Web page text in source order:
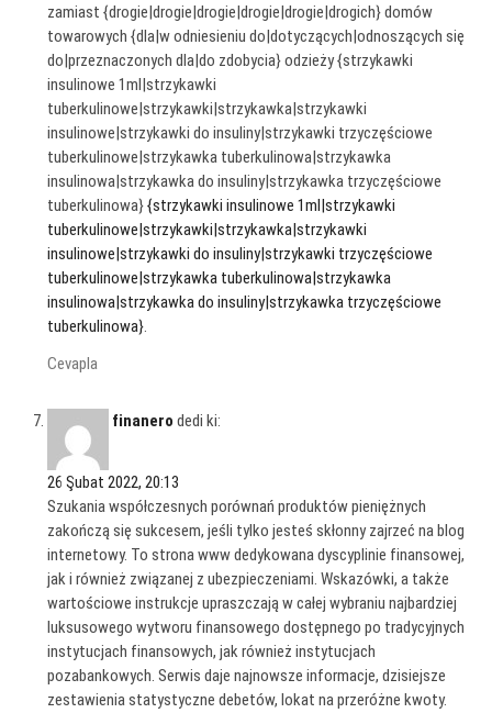
zamiast {drogie|drogie|drogie|drogie|drogie|drogich} domów
towarowych {dla|w odniesieniu do|dotyczących|odnoszących się
do|przeznaczonych dla|do zdobycia} odzieży {strzykawki
insulinowe 1ml|strzykawki
tuberkulinowe|strzykawki|strzykawka|strzykawki
insulinowe|strzykawki do insuliny|strzykawki trzyczęściowe
tuberkulinowe|strzykawka tuberkulinowa|strzykawka
insulinowa|strzykawka do insuliny|strzykawka trzyczęściowe
tuberkulinowa}{strzykawki insulinowe 1ml|strzykawki
tuberkulinowe|strzykawki|strzykawka|strzykawki
insulinowe|strzykawki do insuliny|strzykawki trzyczęściowe
tuberkulinowe|strzykawka tuberkulinowa|strzykawka
insulinowa|strzykawka do insuliny|strzykawka trzyczęściowe
tuberkulinowa}
Cevapla
finanero dedi ki:
26 Şubat 2022, 20:13
Szukania współczesnych porównań produktów pieniężnych
zakończą się sukcesem, jeśli tylko jesteś skłonny zajrzeć na blog
internetowy. To strona www dedykowana dyscyplinie finansowej,
jak i również związanej z ubezpieczeniami. Wskazówki, a także
wartościowe instrukcje upraszczają w całej wybraniu najbardziej
luksusowego wytworu finansowego dostępnego po tradycyjnych
instytucjach finansowych, jak również instytucjach
pozabankowych. Serwis daje najnowsze informacje, dzisiejsze
zestawienia statystyczne debetów, lokat na przeróżne kwoty.